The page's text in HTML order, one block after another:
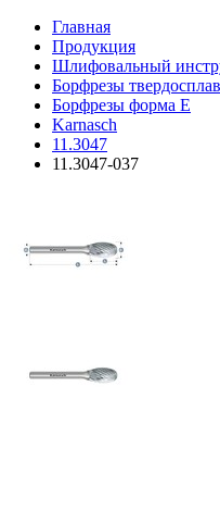
Главная
Продукция
Шлифовальный
Борфрезы
Борфрезы форма E
Karnasch
11.3047
11.3047-037